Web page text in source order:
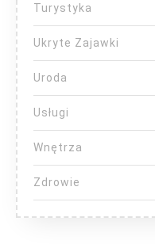
Turystyka
Ukryte Zajawki
Uroda
Usługi
Wnętrza
Zdrowie